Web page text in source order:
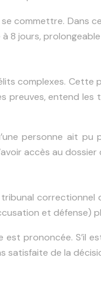
commettre. Dans
8 jours,
complexes.
preuves, entend
personne ait pu
accès au dossier
tribunal
et défense)
prononcée. S’il
satisfaite de la